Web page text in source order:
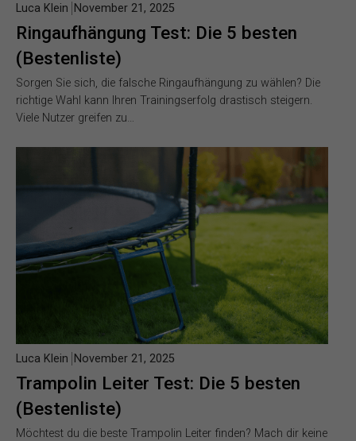
Ringaufhängung Test: Die 5 besten
(Bestenliste)
Luca Klein November 21, 2025
Sorgen Sie sich, die falsche Ringaufhängung zu wählen? Die
richtige Wahl kann Ihren Trainingserfolg drastisch steigern.
Viele Nutzer greifen zu…
Trampolin Leiter Test: Die 5 besten
(Bestenliste)
Luca Klein November 21, 2025
Möchtest du die beste Trampolin Leiter finden? Mach dir keine